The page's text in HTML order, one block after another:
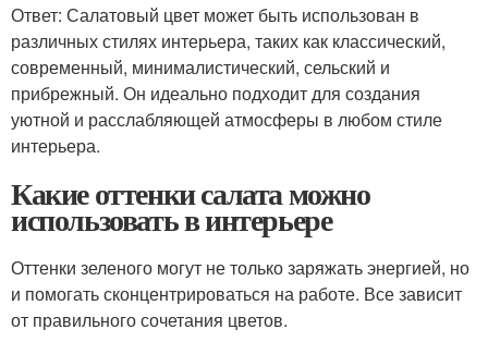
Ответ: Салатовый цвет может быть использован в
различных стилях интерьера, таких как классический,
современный, минималистический, сельский и
прибрежный. Он идеально подходит для создания
уютной и расслабляющей атмосферы в любом стиле
интерьера.
Какие оттенки салата можно
использовать в интерьере
Оттенки зеленого могут не только заряжать энергией, но
и помогать сконцентрироваться на работе. Все зависит
от правильного сочетания цветов.